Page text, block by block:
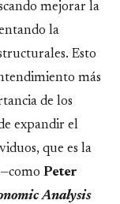
mejorar la
la
Esto
más
de los
expandir el
que es la
Peter
Analysis